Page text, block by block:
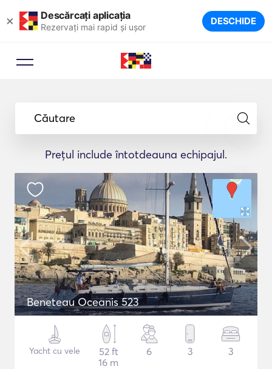
× Descărcați aplicația
Rezervați mai rapid și ușor DESCHIDE
Căutare
Prețul include întotdeauna echipajul.
Beneteau Oceanis 523
Yacht cu vele
52 ft
16 m
6 3 3